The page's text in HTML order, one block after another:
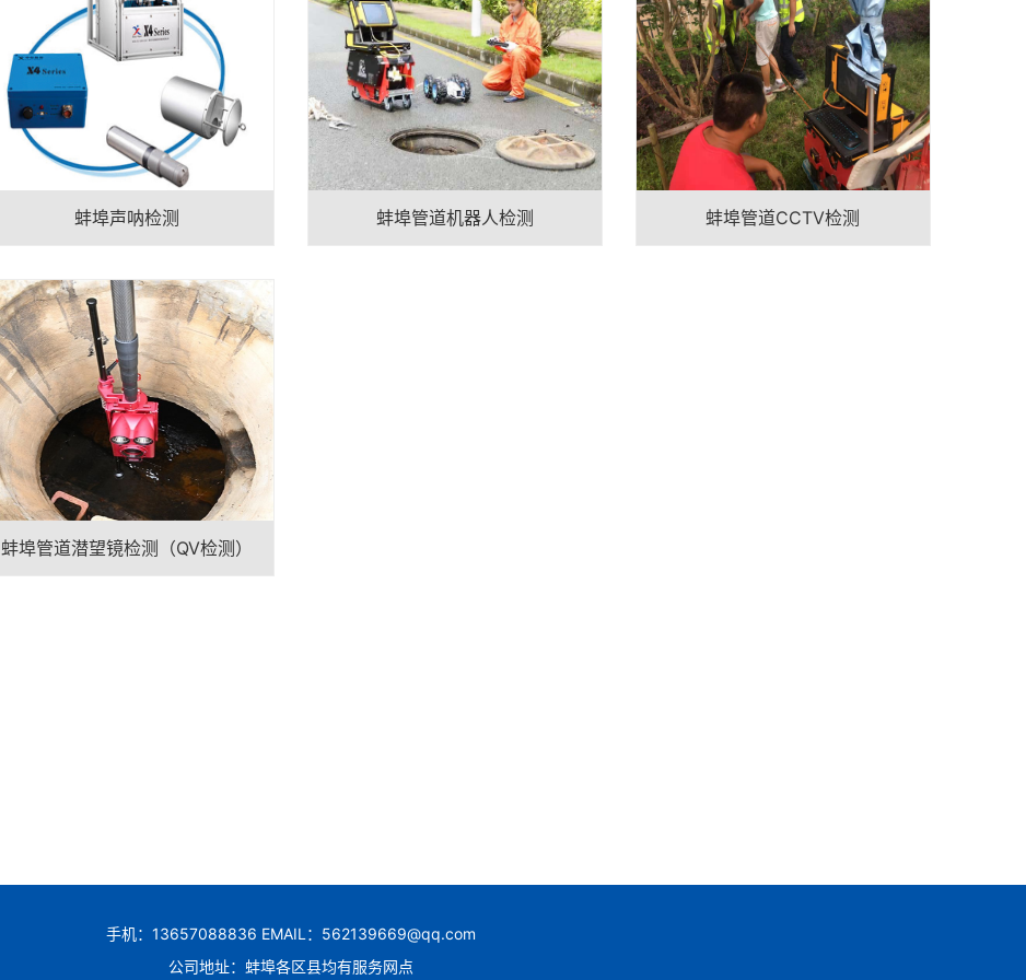
蚌埠声呐检测 蚌埠管道机器人检测 蚌埠管道CCTV检测
蚌埠管道潜望镜检测（QV检测）
手机：13657088836 EMAIL：562139669@qq.com
公司地址：蚌埠各区县均有服务网点